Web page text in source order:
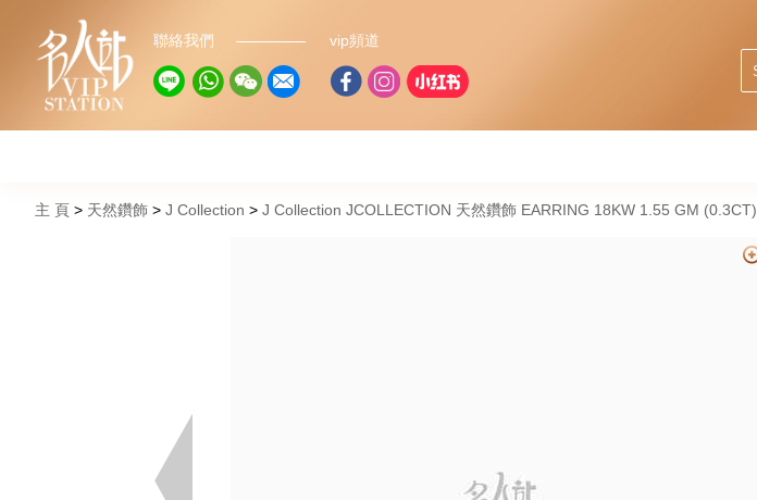
聯絡我們 vip頻道
主 頁 天然鑽飾 J Collection J Collection JCOLLECTION 天然鑽飾 EARRING 18KW 1.55 GM (0.3CT)